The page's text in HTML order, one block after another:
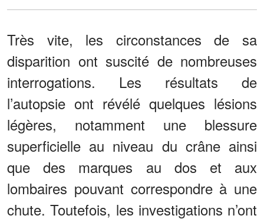
Très vite, les circonstances de sa
disparition ont suscité de nombreuses
interrogations. Les résultats de
l’autopsie ont révélé quelques lésions
légères, notamment une blessure
superficielle au niveau du crâne ainsi
que des marques au dos et aux
lombaires pouvant correspondre à une
chute. Toutefois, les investigations n’ont